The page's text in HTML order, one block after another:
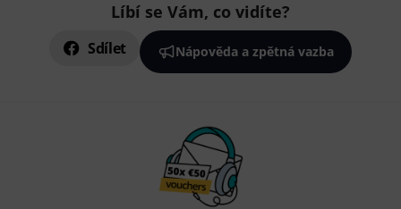
Líbí se Vám, co vidíte?
Sdílet Nápověda a zpětná vazba